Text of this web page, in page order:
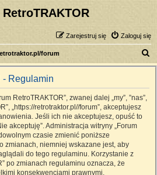
Zaloguj się
Zarejestruj się
forum
z
- Regulamin
RetroTRAKTOR”, zwanej dalej „my”, ”nas”,
„https://retrotraktor.pl//forum”, akceptujesz
Jeśli ich nie akceptujesz, opuść to
akceptuję”. Administracja witryny „Forum
czasie zmienić poniższe
zmianach, niemniej wskazane jest, aby
do tego regulaminu. Korzystanie z
po zmianach regulaminu oznacza, że
konsekwencjami prawnymi.